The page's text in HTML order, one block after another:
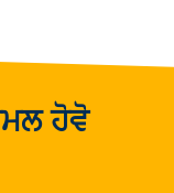
ਹੋਵੋ